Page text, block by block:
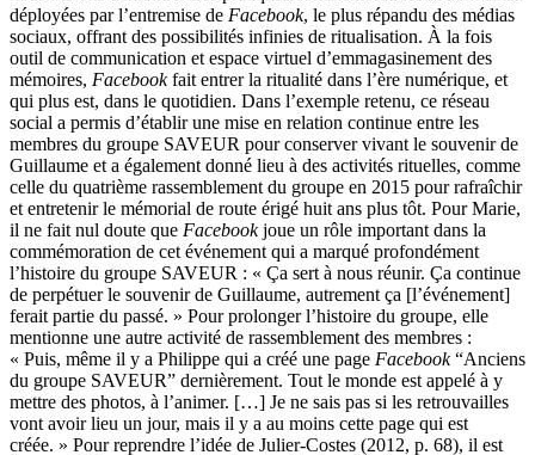
déployées par l’entremise de Facebook, le plus répandu des médias
sociaux, offrant des possibilités infinies de ritualisation. À la fois
outil de communication et espace virtuel d’emmagasinement des
mémoires, Facebookfait entrer la ritualité dans l’ère numérique, et
qui plus est, dans le quotidien. Dans l’exemple retenu, ce réseau
social a permis d’établir une mise en relation continue entre les
membres du groupe SAVEUR pour conserver vivant le souvenir de
Guillaume et a également donné lieu à des activités rituelles, comme
celle du quatrième rassemblement du groupe en 2015 pour rafraîchir
et entretenir le mémorial de route érigé huit ans plus tôt. Pour Marie,
il ne fait nul doute que Facebookjoue un rôle important dans la
commémoration de cet événement qui a marqué profondément
l’histoire du groupe SAVEUR : « Ça sert à nous réunir. Ça continue
de perpétuer le souvenir de Guillaume, autrement ça [l’événement]
ferait partie du passé. » Pour prolonger l’histoire du groupe, elle
mentionne une autre activité de rassemblement des membres :
« Puis, même il y a Philippe qui a créé une page Facebook“Anciens
du groupe SAVEUR” dernièrement. Tout le monde est appelé à y
mettre des photos, à l’animer. […] Je ne sais pas si les retrouvailles
vont avoir lieu un jour, mais il y a au moins cette page qui est
créée. » Pour reprendre l’idée de Julier-Costes (2012, p. 68), il est